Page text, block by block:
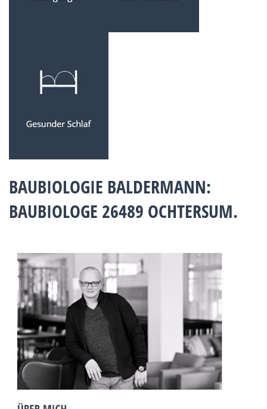
BAUBIOLOGIE BALDERMANN:
BAUBIOLOGE 26489 OCHTERSUM.